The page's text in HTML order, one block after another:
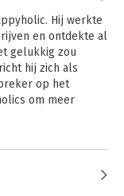
Hij werkte
en ontdekte al
gelukkig zou
hij zich als
op het
om meer
iedereen.